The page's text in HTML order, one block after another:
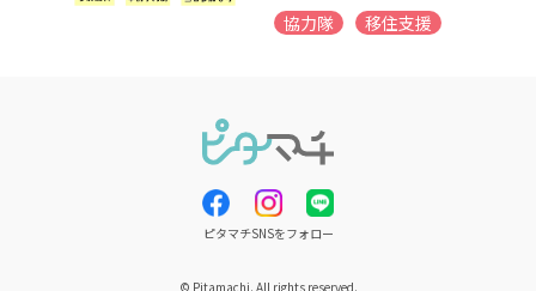
協力隊
移住支援
ピタマチSNSをフォロー
© Pitamachi. All rights reserved.